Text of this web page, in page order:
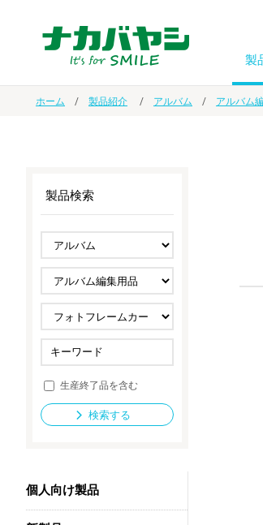
製
スマートフォン・
タブレット関連
防災・
セキュリティ用品
法人向け製品
オーダー手帳・ノベルティ制作
ドキュメントスキャニングサービス
導入事例
IR情報
サステナビリティ
ホーム 製品紹介 アルバム アルバム
製品検索
生産終了品を含む
検索する
個人向け製品